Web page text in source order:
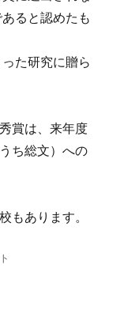
ると認めたも
た研究に贈ら
賞は、来年度
ち総文）への
もあります。